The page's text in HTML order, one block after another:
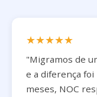
★★★★★
"Migramos de
e a diferença foi
meses, NOC